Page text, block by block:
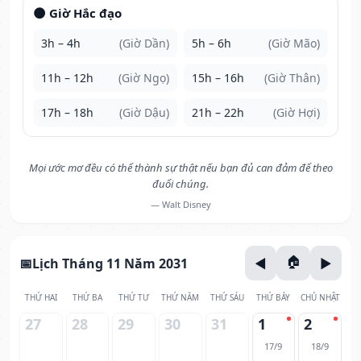
🌑 Giờ Hắc đạo
3h – 4h (Giờ Dần) 5h – 6h (Giờ Mão)
11h – 12h (Giờ Ngọ) 15h – 16h (Giờ Thân)
17h – 18h (Giờ Dậu) 21h – 22h (Giờ Hợi)
Mọi ước mơ đều có thể thành sự thật nếu bạn đủ can đảm để theo
đuổi chúng.
— Walt Disney
Lịch Tháng 11 Năm 2031
THỨ HAI THỨ BA THỨ TƯ THỨ NĂM THỨ SÁU THỨ BẢY CHỦ NHẬT
27 28 29 30 31 1
17/9
2
18/9